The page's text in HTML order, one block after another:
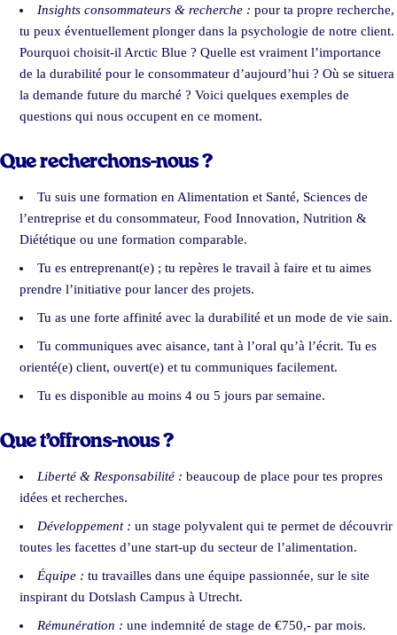
Insights consommateurs & recherche : pour ta propre recherche,
tu peux éventuellement plonger dans la psychologie de notre client.
Pourquoi choisit-il Arctic Blue ? Quelle est vraiment l’importance
de la durabilité pour le consommateur d’aujourd’hui ? Où se situera
la demande future du marché ? Voici quelques exemples de
questions qui nous occupent en ce moment.
Que recherchons-nous ?
Tu suis une formation en Alimentation et Santé, Sciences de
l’entreprise et du consommateur, Food Innovation, Nutrition &
Diététique ou une formation comparable.
Tu es entreprenant(e) ; tu repères le travail à faire et tu aimes
prendre l’initiative pour lancer des projets.
Tu as une forte affinité avec la durabilité et un mode de vie sain.
Tu communiques avec aisance, tant à l’oral qu’à l’écrit. Tu es
orienté(e) client, ouvert(e) et tu communiques facilement.
Tu es disponible au moins 4 ou 5 jours par semaine.
Que t’offrons-nous ?
Liberté & Responsabilité : beaucoup de place pour tes propres
idées et recherches.
Développement : un stage polyvalent qui te permet de découvrir
toutes les facettes d’une start-up du secteur de l’alimentation.
Équipe : tu travailles dans une équipe passionnée, sur le site
inspirant du Dotslash Campus à Utrecht.
Rémunération : une indemnité de stage de €750,- par mois.